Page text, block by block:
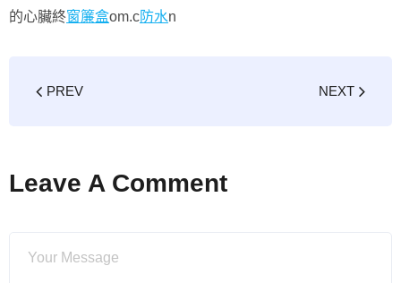
的心臟終窗簾盒om.c防水n
PREV NEXT
Leave A Comment